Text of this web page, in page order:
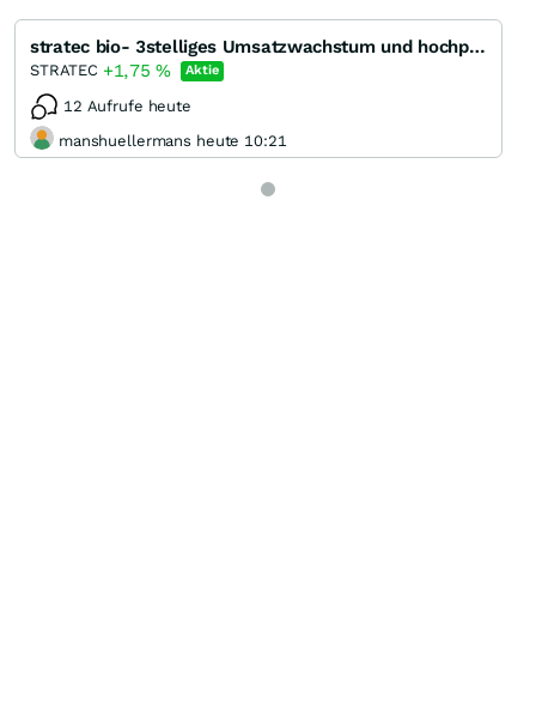
stratec bio- 3stelliges Umsatzwachstum und hochprofitabel
STRATEC +1,75% Aktie
12 Aufrufe heute
manshuellermans heute 10:21